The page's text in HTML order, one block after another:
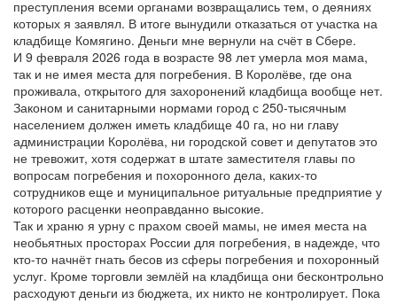
преступления всеми органами возвращались тем, о деяниях
которых я заявлял. В итоге вынудили отказаться от участка на
кладбище Комягино. Деньги мне вернули на счёт в Сбере.
И 9 февраля 2026 года в возрасте 98 лет умерла моя мама,
так и не имея места для погребения. В Королёве, где она
проживала, открытого для захоронений кладбища вообще нет.
Законом и санитарными нормами город с 250-тысячным
населением должен иметь кладбище 40 га, но ни главу
администрации Королёва, ни городской совет и депутатов это
не тревожит, хотя содержат в штате заместителя главы по
вопросам погребения и похоронного дела, каких-то
сотрудников еще и муниципальное ритуальные предприятие у
которого расценки неоправданно высокие.
Так и храню я урну с прахом своей мамы, не имея места на
необьятных просторах России для погребения, в надежде, что
кто-то начнёт гнать бесов из сферы погребения и похоронный
услуг. Кроме торговли землёй на кладбища они бесконтрольно
расходуют деньги из бюджета, их никто не контролирует. Пока